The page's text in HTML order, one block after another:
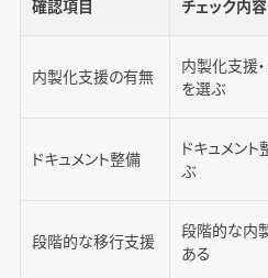
確認項目 チェック内容
内製化支援の有無
内製化支援
を選ぶ
ドキュメント整備
ドキュメン
ぶ
段階的な移行支援
段階的な内
ある